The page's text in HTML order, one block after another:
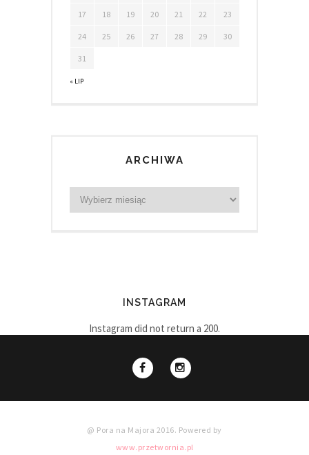
« LIP
17 18 19 20 21 22 23
24 25 26 27 28 29 30
31
ARCHIWA
INSTAGRAM
Instagram did not return a 200.
@ Pora na Majora 2016. Powered by
www.przetwornia.pl